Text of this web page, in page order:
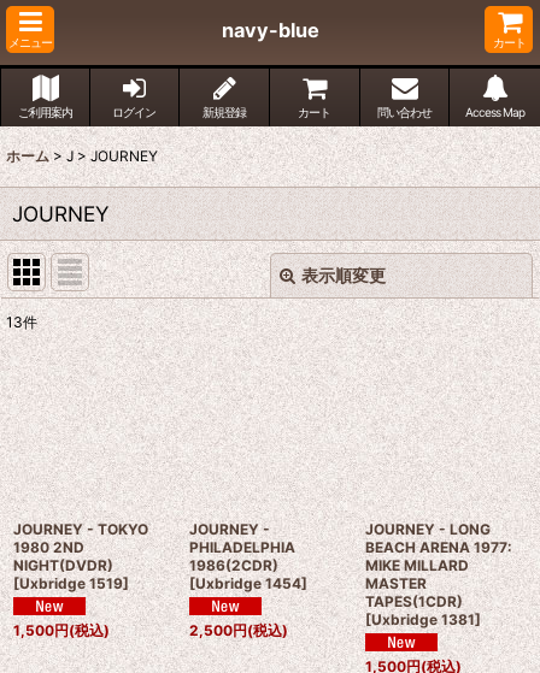
メニュー
navy-blue
カート
ご利用案内 ログイン 新規登録 カート 問い合わせ Access Map
ホーム > J > JOURNEY
JOURNEY
表示順変更
表示数:
並び順:
絞り込む
閉じる
13件
JOURNEY - TOKYO
1980 2ND
NIGHT(DVDR)
[Uxbridge 1519]
1,500円(税込)
JOURNEY -
PHILADELPHIA
1986(2CDR)
[Uxbridge 1454]
2,500円(税込)
JOURNEY - LONG
BEACH ARENA 1977:
MIKE MILLARD
MASTER
TAPES(1CDR)
[Uxbridge 1381]
1,500円(税込)